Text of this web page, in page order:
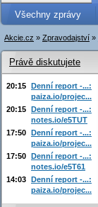
Všechny zprávy
Akcie.cz » Zpravodajství »
Právě diskutujete
20:15 Denní report -...:
paiza.io/projec...
20:15 Denní report -...:
notes.io/e5TUT
17:50 Denní report -...:
paiza.io/projec...
17:50 Denní report -...:
notes.io/e5T61
14:03 Denní report -...:
paiza.io/projec...